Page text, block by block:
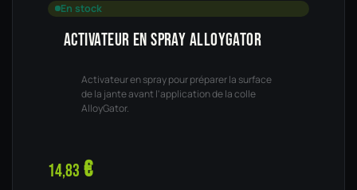
En stock
ACTIVATEUR EN SPRAY ALLOYGATOR
Activateur en spray pour préparer la surface
de la jante avant l'application de la colle
AlloyGator.
14,83 €